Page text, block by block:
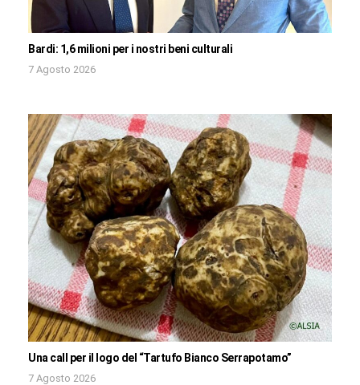
Bardi: 1,6 milioni per i nostri beni culturali
7 Agosto 2026
Una call per il logo del “Tartufo Bianco Serrapotamo”
7 Agosto 2026